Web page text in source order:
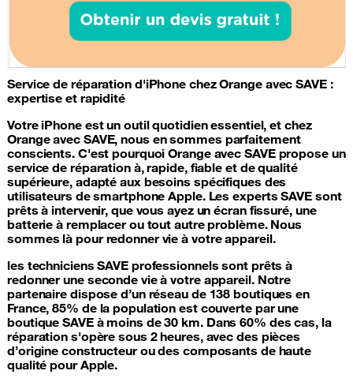
Service de réparation d'iPhone chez Orange avec SAVE :
expertise et rapidité
Votre iPhone est un outil quotidien essentiel, et chez
Orange avec SAVE, nous en sommes parfaitement
conscients. C'est pourquoi Orange avec SAVE propose un
service de réparation à, rapide, fiable et de qualité
supérieure, adapté aux besoins spécifiques des
utilisateurs de smartphone Apple. Les experts SAVE sont
prêts à intervenir, que vous ayez un écran fissuré, une
batterie à remplacer ou tout autre problème. Nous
sommes là pour redonner vie à votre appareil.
les techniciens SAVE professionnels sont prêts à
redonner une seconde vie à votre appareil. Notre
partenaire dispose d’un réseau de 138 boutiques en
France, 85% de la population est couverte par une
boutique SAVE à moins de 30 km. Dans 60% des cas, la
réparation s'opère sous 2 heures, avec des pièces
d’origine constructeur ou des composants de haute
qualité pour Apple.